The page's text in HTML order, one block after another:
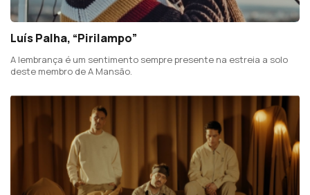
Luís Palha, “Pirilampo”
A lembrança é um sentimento sempre presente na estreia a solo
deste membro de A Mansão.